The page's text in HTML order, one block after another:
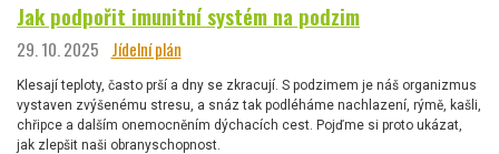
Jak podpořit imunitní systém na podzim
29. 10. 2025 Jídelní plán
Klesají teploty, často prší a dny se zkracují. S podzimem je náš organizmus
vystaven zvýšenému stresu, a snáz tak podléháme nachlazení, rýmě, kašli,
chřipce a dalším onemocněním dýchacích cest. Pojďme si proto ukázat,
jak zlepšit naši obranyschopnost.